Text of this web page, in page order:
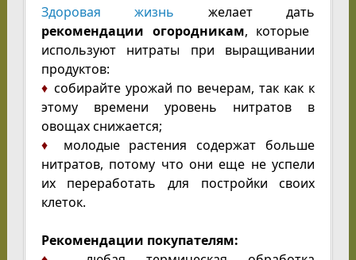
Здоровая жизнь желает дать
рекомендации огородникам, которые
используют нитраты при выращивании
продуктов:
♦ собирайте урожай по вечерам, так как к
этому времени уровень нитратов в
овощах снижается;
♦
молодые растения содержат больше
нитратов, потому что они еще не успели
их переработать для постройки своих
клеток.
Рекомендации покупателям: